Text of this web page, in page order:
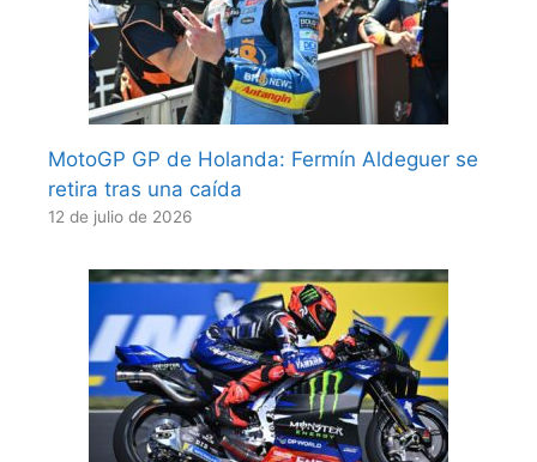
MotoGP GP de Holanda: Fermín Aldeguer se
retira tras una caída
12 de julio de 2026